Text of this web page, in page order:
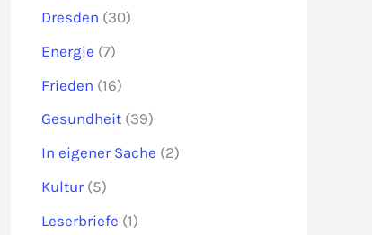
Dresden (30)
Energie (7)
Frieden (16)
Gesundheit (39)
In eigener Sache (2)
Kultur (5)
Leserbriefe (1)